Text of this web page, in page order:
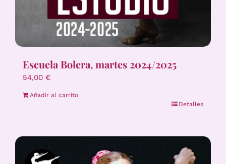
Escuela Bolera, martes 2024/2025
54,00 €
Añadir al carrito
Detalles